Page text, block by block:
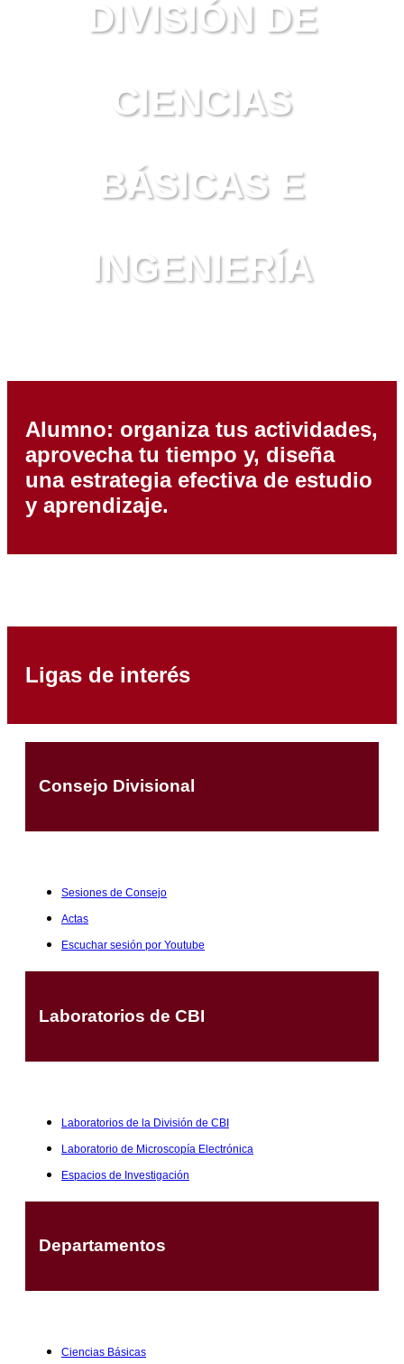
DIVISIÓN DE
CIENCIAS
BÁSICAS E
INGENIERÍA
Alumno: organiza tus actividades,
aprovecha tu tiempo y, diseña
una estrategia efectiva de estudio
y aprendizaje.
Ligas de interés
Consejo Divisional
Sesiones de Consejo
Actas
Escuchar sesión por Youtube
Laboratorios de CBI
Laboratorios de la División de CBI
Laboratorio de Microscopía Electrónica
Espacios de Investigación
Departamentos
Ciencias Básicas